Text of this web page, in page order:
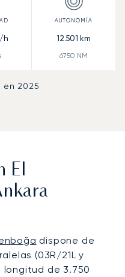
h 12.501 km
6750 NM
en 2025
El
dispone de
(03R/21L y
longitud de 3.750